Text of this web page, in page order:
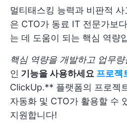
멀티태스킹 능력과 비판적
은 CTO가 동료 IT 전문가보
는 데 도움이 되는 핵심 역량
핵심 역량을 개발하고 업무
인 기능을 사용하세요 프로젝
ClickUp.** 플랫폼의 프로젝
자동화 및 CTO가 활용할 수
지원합니다!